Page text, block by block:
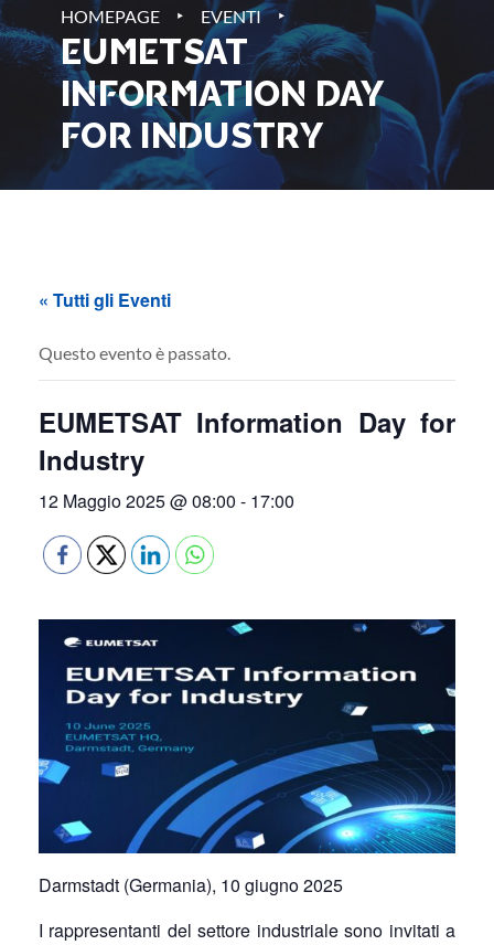
HOMEPAGE ‣ EVENTI ‣
EUMETSAT
INFORMATION DAY
FOR INDUSTRY
« Tutti gli Eventi
Questo evento è passato.
EUMETSAT Information Day for
Industry
12 Maggio 2025 @ 08:00 - 17:00
Darmstadt (Germania), 10 giugno 2025
I rappresentanti del settore industriale sono invitati a